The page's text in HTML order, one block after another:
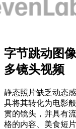
字节跳动图
多镜头视频
静态照片缺乏动态
具将其转化为电影
贯的镜头，并具有
格的内容、美食短